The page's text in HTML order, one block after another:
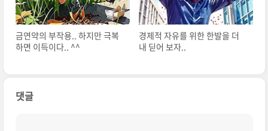
금연약의 부작용.. 하지만 극복
하면 이득이다.. ^^
경제적 자유를 위한 한발을 더
내 딛어 보자..
댓글